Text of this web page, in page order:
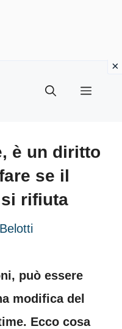
Menu
è un diritto
se il
rifiuta
può essere
modifica del
Ecco cosa